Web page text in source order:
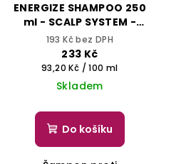
ENERGIZE SHAMPOO 250
ml - SCALP SYSTEM -
ALFAPARF IL SALONE
MILANO
193 Kč bez DPH
233 Kč
Měrná
cena:
93,20 Kč / 100 ml
Skladem
Do košíku